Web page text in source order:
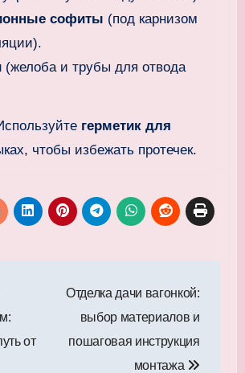
софиты (под карнизом
(желоба и трубы для отвода
герметик для
чтобы избежать протечек.
от
Отделка дачи вагонкой:
выбор материалов и
пошаговая инструкция
монтажа